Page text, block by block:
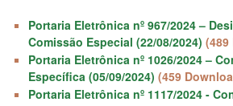
Portaria Eletrônica nº 967/2024 –
Comissão Especial (22/08/2024) (489
Portaria Eletrônica nº 1026/2024 –
Específica (05/09/2024) (459
Portaria Eletrônica nº 1117/2024 -